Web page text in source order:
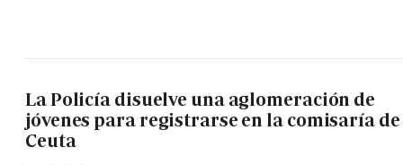
La Policía disuelve una aglomeración de
jóvenes para registrarse en la comisaría de
Ceuta